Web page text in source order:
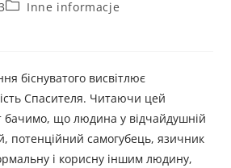
Inne informacje
біснуватого висвітлює
Спасителя. Читаючи цей
бачимо, що людина у відчайдушній
потенційний самогубець, язичник
і корисну іншим людину,